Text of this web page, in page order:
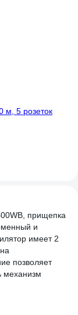
м, 5 розеток
прищепка
и
имеет 2
позволяет
механизм